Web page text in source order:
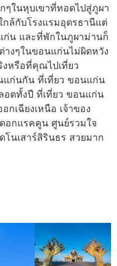
ๆในหุบเขาที่ทอดไปสู่ภูผา
ล้กับโรงแรมอุดรธานีแต่
ก่น และที่พักในภูผาม่านก็
างๆในขอนแก่นไม่ผิดหวัง
หรือที่คุณไปเที่ยว
แก่นกัน ที่เที่ยว ขอนแก่น
อดทั้งปี ที่เที่ยว ขอนแก่น
เฉียงเหนือ เจ้าของ
อกแรคคูน ศูนย์รวมใจ
นเสาร์สิรินธร สวยมาก